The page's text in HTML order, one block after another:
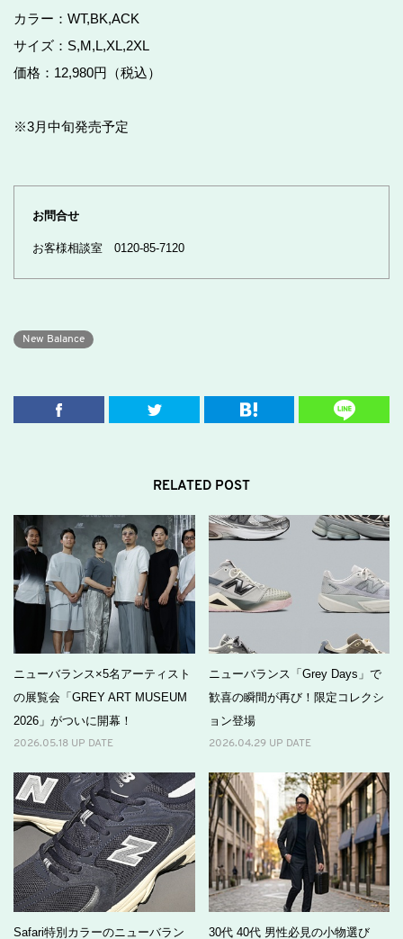
カラー：WT,BK,ACK
サイズ：S,M,L,XL,2XL
価格：12,980円（税込）
※3月中旬発売予定
お問合せ
お客様相談室 0120-85-7120
New Balance
RELATED POST
ニューバランス×5名アーティスト
の展覧会「GREY ART MUSEUM
2026」がついに開幕！
2026.05.18 UP DATE
ニューバランス「Grey Days」で
歓喜の瞬間が再び！限定コレクシ
ョン登場
2026.04.29 UP DATE
Safari特別カラーのニューバラン 30代 40代 男性必見の小物選び